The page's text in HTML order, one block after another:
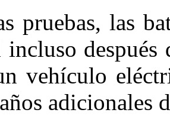
pruebas, las
incluso
vehículo
adicionales